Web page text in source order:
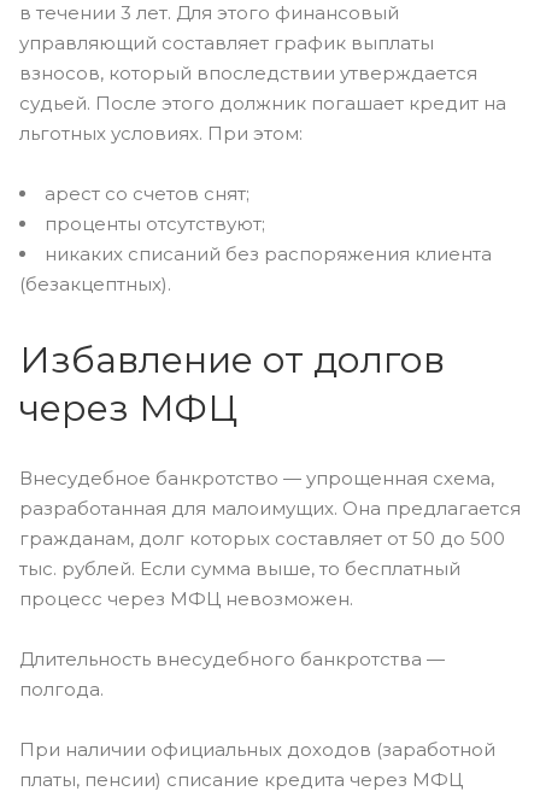
в течении 3 лет. Для этого финансовый
управляющий составляет график выплаты
взносов, который впоследствии утверждается
судьей. После этого должник погашает кредит на
льготных условиях. При этом:
арест со счетов снят;
проценты отсутствуют;
никаких списаний без распоряжения клиента
(безакцептных).
Избавление от долгов
через МФЦ
Внесудебное банкротство — упрощенная схема,
разработанная для малоимущих. Она предлагается
гражданам, долг которых составляет от 50 до 500
тыс. рублей. Если сумма выше, то бесплатный
процесс через МФЦ невозможен.
Длительность внесудебного банкротства —
полгода.
При наличии официальных доходов (заработной
платы, пенсии) списание кредита через МФЦ